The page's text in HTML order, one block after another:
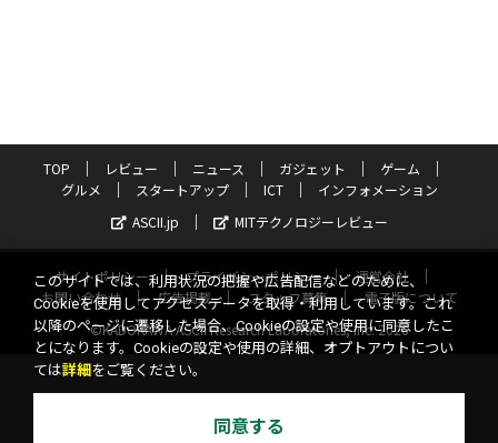
TOP レビュー ニュース ガジェット
ゲーム
グルメ
スタートアップ ICT
インフォメーション
ASCII.jp
MITテクノロジーレビュー
サイトポリシー プライバシーポリシー
運営会社
お問い合わせ
広告掲載 スタッフ募集
電子版について
©KADOKAWA ASCII Research Laboratories, Inc. 2026
このサイトでは、利用状況の把握や広告配信などのために、
Cookieを使用してアクセスデータを取得・利用しています。これ
以降のページに遷移した場合、Cookieの設定や使用に同意したこ
とになります。Cookieの設定や使用の詳細、オプトアウトについ
ては詳細 をご覧ください。
同意する